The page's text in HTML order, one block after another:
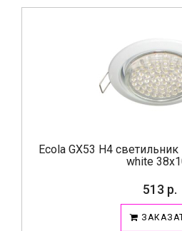
Ecola GX53 H4
white
513 р.